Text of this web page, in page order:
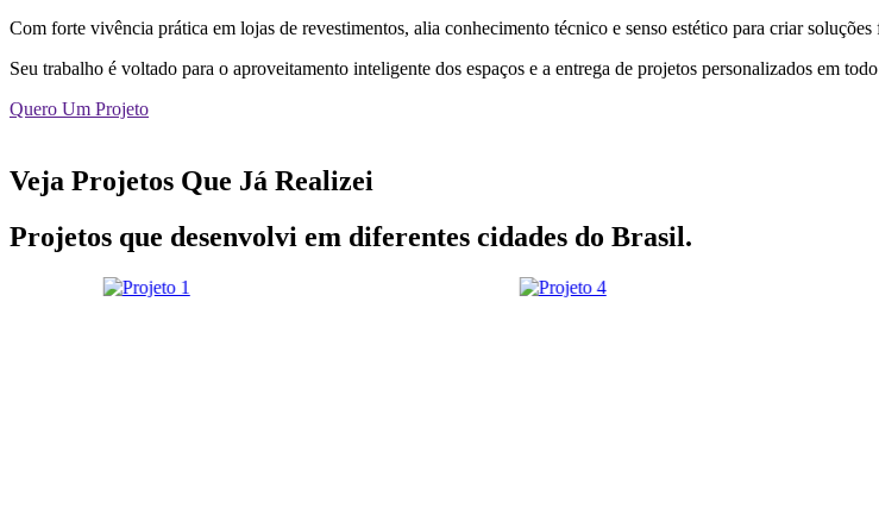
Com forte vivência prática em lojas de revestimentos, alia conhecimento técnico e senso estético para criar
Seu trabalho é voltado para o aproveitamento inteligente dos espaços e a entrega de projetos personalizados em
Quero Um Projeto
Veja Projetos Que Já Realizei
Projetos que desenvolvi em diferentes cidades do Brasil.